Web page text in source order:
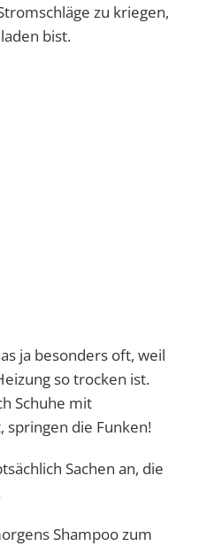
zu kriegen,
bist.
ja besonders oft, weil
so trocken ist.
Schuhe mit
springen die Funken!
Sachen an, die
Shampoo zum